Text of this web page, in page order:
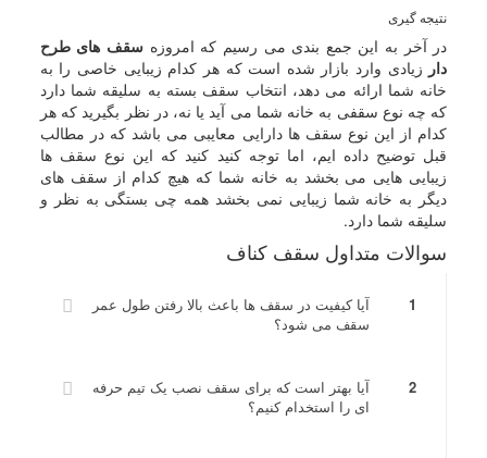
نتیجه گیری
در آخر به این جمع بندی می رسیم که امروزه سقف های طرح
دار زیادی وارد بازار شده است که هر کدام زیبایی خاصی را به
خانه شما ارائه می دهد، انتخاب سقف بسته به سلیقه شما دارد
که چه نوع سقفی به خانه شما می آید یا نه، در نظر بگیرید که هر
کدام از این نوع سقف ها دارایی معایبی می باشد که در مطالب
قبل توضیح داده ایم، اما توجه کنید کنید که این نوع سقف ها
زیبایی هایی می بخشد به خانه شما که هیچ کدام از سقف های
دیگر به خانه شما زیبایی نمی بخشد همه چی بستگی به نظر و
سلیقه شما دارد.
سوالات متداول سقف کناف
1
آیا کیفیت در سقف ها باعث بالا رفتن طول عمر
سقف می شود؟
2
آیا بهتر است که برای سقف نصب یک تیم حرفه
ای را استخدام کنیم؟